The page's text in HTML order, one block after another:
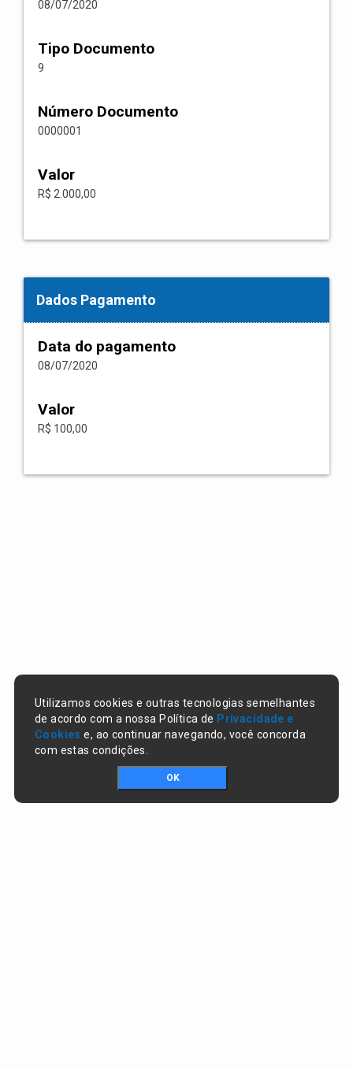
08/07/2020
Tipo Documento
9
Número Documento
0000001
Valor
R$ 2.000,00
Dados Pagamento
Data do pagamento
08/07/2020
Valor
R$ 100,00
Utilizamos cookies e outras tecnologias semelhantes
de acordo com a nossa Política de Privacidade e
Cookies e, ao continuar navegando, você concorda
com estas condições.
OK